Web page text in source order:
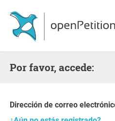
Por favor, accede:
Dirección de correo